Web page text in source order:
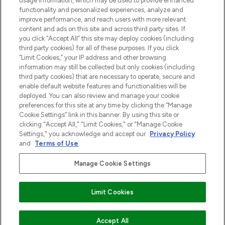
VOEG TOE AAN WINKELMANDJE
Do Not Sell or Share My Personal
Information
HELP & INFORMATIE
BEDRIJFSINFORMATIE
OVER LOOKFANTASTIC
2026 THG Beauty Europe GmbH Maximilianstrasse 54 80538 Munich
Betaal veilig met
functionality and personalized experiences, analyze and
improve performance, and reach users with more relevant
content and ads on this site and across third party sites. If
you click “Accept All” this site may deploy cookies (including
third party cookies) for all of these purposes. If you click
“Limit Cookies,” your IP address and other browsing
information may still be collected but only cookies (including
third party cookies) that are necessary to operate, secure and
enable default website features and functionalities will be
deployed. You can also review and manage your cookie
preferences for this site at any time by clicking the “Manage
Cookie Settings” link in this banner. By using this site or
clicking "Accept All," "Limit Cookies," or "Manage Cookie
Settings," you acknowledge and accept our Privacy Policy
and
Terms of Use.
Manage Cookie Settings
Limit Cookies
Accept All